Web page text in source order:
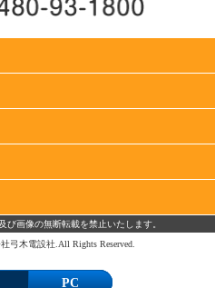
び画像の無断転載を禁止いたします。
弓木電設社.All Rights Reserved.
PC